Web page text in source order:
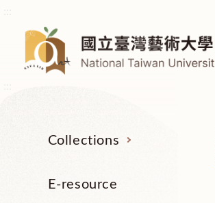
Collections
E-resource